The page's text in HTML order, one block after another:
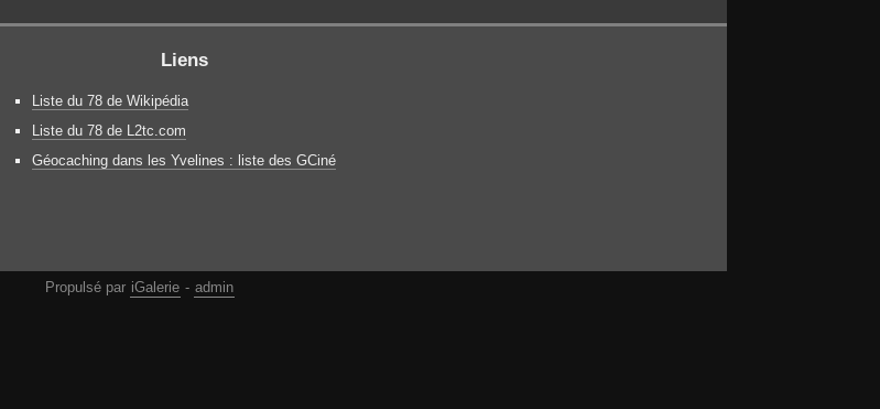
Liens
Liste du 78 de Wikipédia
Liste du 78 de L2tc.com
Géocaching dans les Yvelines : liste des GCiné
Propulsé par iGalerie - admin